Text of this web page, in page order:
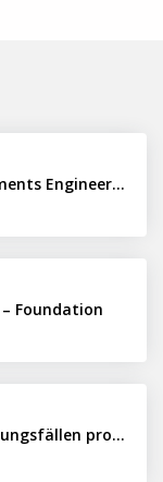
Künstliche Intelligenz (KI) im Requirements Engineering erfolgreich einsetzen
Foundation
Künstliche Intelligenz in EAM-Anwendungsfällen professionell nutzen